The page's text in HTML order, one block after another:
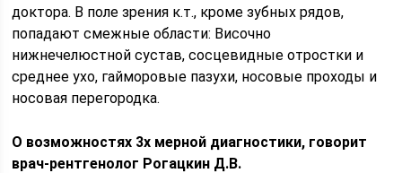
доктора. В поле зрения к.т., кроме зубных рядов,
попадают смежные области: Височно
нижнечелюстной сустав, сосцевидные отростки и
среднее ухо, гайморовые пазухи, носовые проходы и
носовая перегородка.
О возможностях 3х мерной диагностики, говорит
врач-рентгенолог Рогацкин Д.В.